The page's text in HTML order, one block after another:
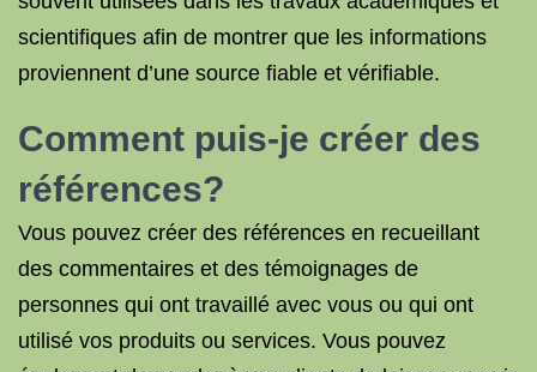
scientifiques afin de montrer que les informations
proviennent d’une source fiable et vérifiable.
Comment puis-je créer des
références?
Vous pouvez créer des références en recueillant
des commentaires et des témoignages de
personnes qui ont travaillé avec vous ou qui ont
utilisé vos produits ou services. Vous pouvez